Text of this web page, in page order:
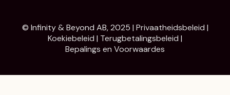
© Infinity & Beyond AB, 2025 | Privaatheidsbeleid |
Koekiebeleid | Terugbetalingsbeleid |
Bepalings en Voorwaardes